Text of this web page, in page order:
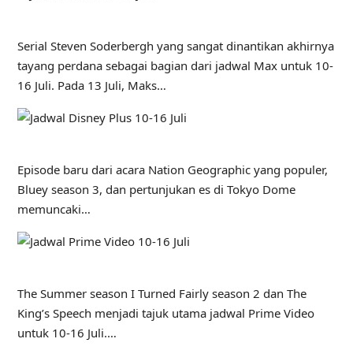
Serial Steven Soderbergh yang sangat dinantikan akhirnya
tayang perdana sebagai bagian dari jadwal Max untuk 10-
16 Juli. Pada 13 Juli, Maks…
Episode baru dari acara Nation Geographic yang populer,
Bluey season 3, dan pertunjukan es di Tokyo Dome
memuncaki…
The Summer season I Turned Fairly season 2 dan The
King’s Speech menjadi tajuk utama jadwal Prime Video
untuk 10-16 Juli.…